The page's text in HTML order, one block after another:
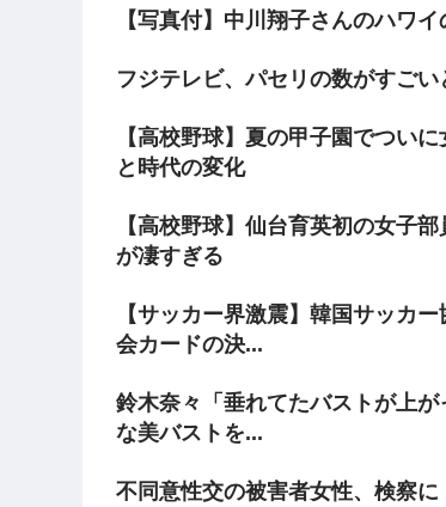
【写真付】中川翔子さんのハワ
フジテレビ、パセリの数がすごい
【高校野球】夏の甲子園でつい
と時代の変化
【高校野球】仙台育英初の女子
が凄すぎる
【サッカー界激震】韓国サッカ
会カードの決...
鈴木奈々「垂れてたバストが上
な美バストを...
不同意性交の被害者女性、検察